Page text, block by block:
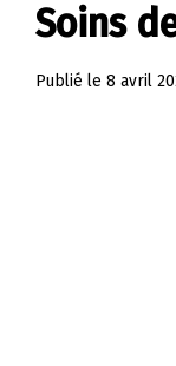
Soins
Publié le 8 avril